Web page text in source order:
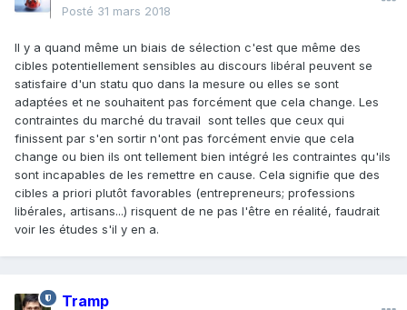
Posté 31 mars 2018
Il y a quand même un biais de sélection c'est que même des
cibles potentiellement sensibles au discours libéral peuvent se
satisfaire d'un statu quo dans la mesure ou elles se sont
adaptées et ne souhaitent pas forcément que cela change. Les
contraintes du marché du travail sont telles que ceux qui
finissent par s'en sortir n'ont pas forcément envie que cela
change ou bien ils ont tellement bien intégré les contraintes qu'ils
sont incapables de les remettre en cause. Cela signifie que des
cibles a priori plutôt favorables (entrepreneurs; professions
libérales, artisans...) risquent de ne pas l'être en réalité, faudrait
voir les études s'il y en a.
Tramp